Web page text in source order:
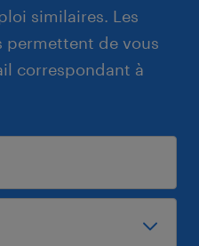
similaires. Les
permettent de vous
correspondant à